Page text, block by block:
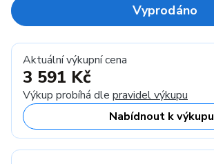
Vyprodáno
Aktuální výkupní cena
3 591 Kč
Výkup probíhá dle pravidel výkupu
Nabídnout k výkupu